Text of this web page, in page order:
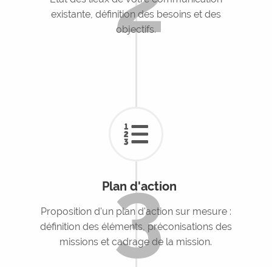
existante, définition des besoins et des
objectifs.
Proposition d'un plan d'action sur mesure :
définition des éléments, préconisations des
missions et cadrage de la mission.
Plan d'action
3